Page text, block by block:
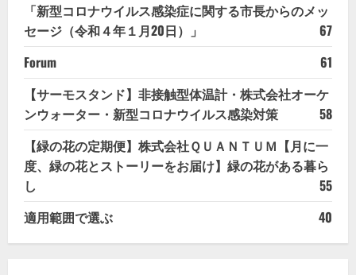
「新型コロナウイルス感染症に関する市長からのメッ
セージ（令和４年１月20日）」
67
Forum
61
【サーモスタンド】非接触型体温計・株式会社オーケ
ンウォーター・新型コロナウイルス感染対策
58
【緑の花の定期便】株式会社ＱＵＡＮＴＵＭ【月に一
度、緑の花とストーリーをお届け】緑の花がある暮ら
し
55
適用範囲で選ぶ
40